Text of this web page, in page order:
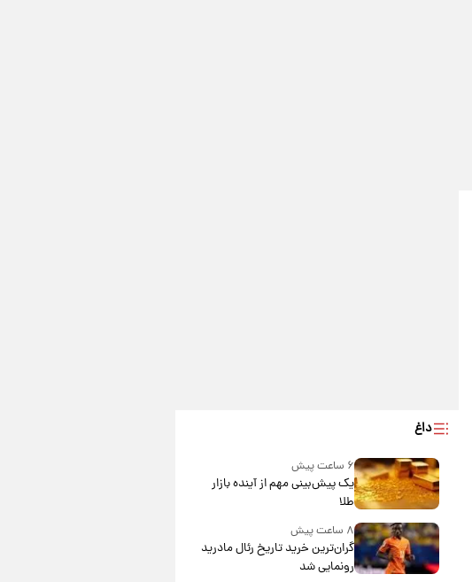
داغ
۶ ساعت پیش
یک پیش‌بینی مهم از آینده بازار
طلا
۸ ساعت پیش
گران‌ترین خرید تاریخ رئال مادرید
رونمایی شد